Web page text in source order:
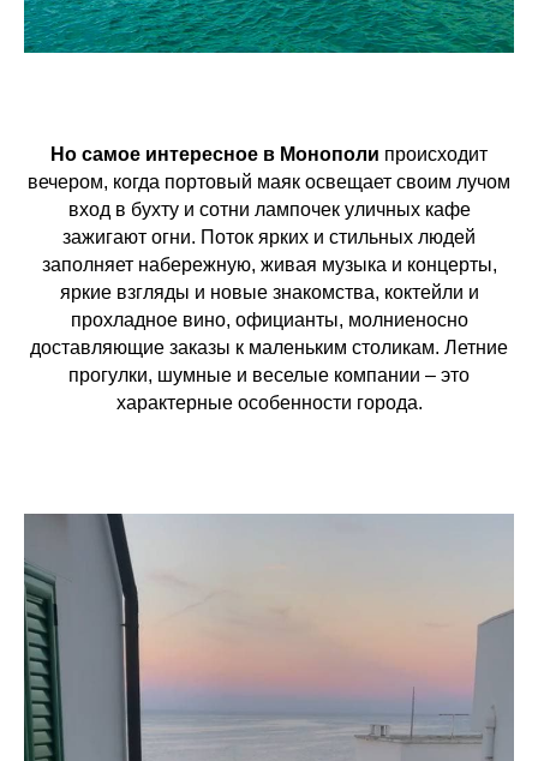
Но самое интересное в Монополи происходит
вечером, когда портовый маяк освещает своим лучом
вход в бухту и сотни лампочек уличных кафе
зажигают огни. Поток ярких и стильных людей
заполняет набережную, живая музыка и концерты,
яркие взгляды и новые знакомства, коктейли и
прохладное вино, официанты, молниеносно
доставляющие заказы к маленьким столикам. Летние
прогулки, шумные и веселые компании – это
характерные особенности города.